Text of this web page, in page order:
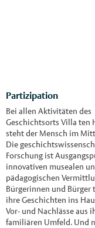
Partizipation
Bei allen Aktivitäten des
Geschichtsorts Villa ten
steht der Mensch im
Die
Forschung ist
innovativen musealen
pädagogischen
Bürgerinnen und Bürger
ihre Geschichten ins
Vor- und Nachlässe aus
familiären Umfeld. Und